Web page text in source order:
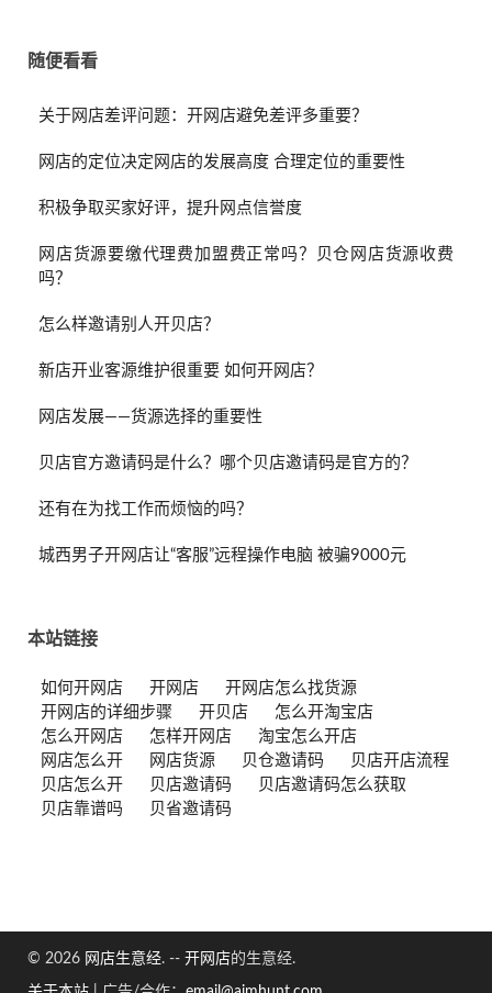
随便看看
关于网店差评问题：开网店避免差评多重要？
网店的定位决定网店的发展高度 合理定位的重要性
积极争取买家好评，提升网点信誉度
网店货源要缴代理费加盟费正常吗？贝仓网店货源收费
吗？
怎么样邀请别人开贝店？
新店开业客源维护很重要 如何开网店？
网店发展——货源选择的重要性
贝店官方邀请码是什么？哪个贝店邀请码是官方的？
还有在为找工作而烦恼的吗？
城西男子开网店让“客服”远程操作电脑 被骗9000元
本站链接
如何开网店 开网店
开网店怎么找货源
开网店的详细步骤
开贝店
怎么开淘宝店
怎么开网店
怎样开网店
淘宝怎么开店
网店怎么开
网店货源 贝仓邀请码
贝店开店流程
贝店怎么开
贝店邀请码
贝店邀请码怎么获取
贝店靠谱吗
贝省邀请码
© 2026 网店生意经. -- 开网店的生意经.